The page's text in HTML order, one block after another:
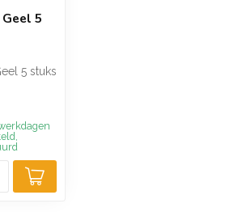
5
5 stuks